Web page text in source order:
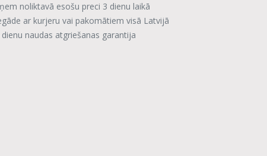
noliktavā esošu preci 3 dienu laikā
ar kurjeru vai pakomātiem visā Latvijā
dienu naudas atgriešanas garantija